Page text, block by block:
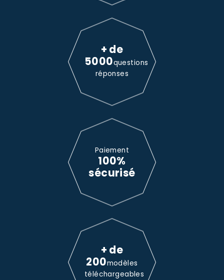
+ de
5000questions
réponses
Paiement
100%
sécurisé
+ de
200modèles
téléchargeables